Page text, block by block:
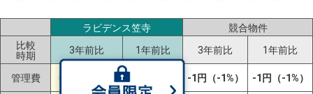
ラビデンス笠寺
競合物件
比較
時期
3年前比 1年前比 3年前比 1年前比
管理費 -4円（-3%）
（±0%）
-1円（-1%） -1円（-1%）